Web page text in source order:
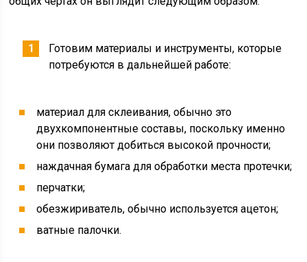
Готовим материалы и инструменты, которые
потребуются в дальнейшей работе:
материал для склеивания, обычно это
двухкомпонентные составы, поскольку именно
они позволяют добиться высокой прочности;
наждачная бумага для обработки места протечки;
перчатки;
обезжириватель, обычно используется ацетон;
ватные палочки.